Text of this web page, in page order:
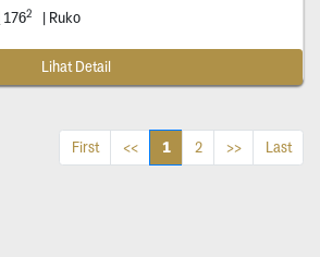
1762 | Ruko
Lihat Detail
First << 1 2 >> Last